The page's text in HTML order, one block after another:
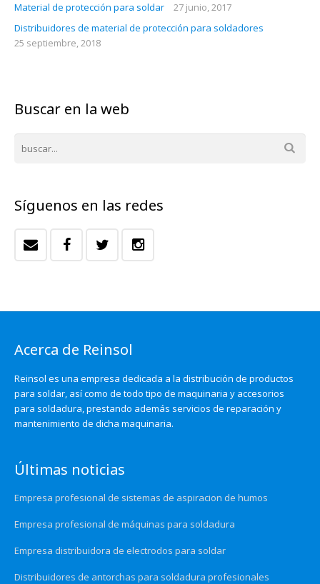
Material de protección para soldar
27 junio, 2017
Distribuidores de material de protección para soldadores
25 septiembre, 2018
Buscar en la web
Síguenos en las redes
Acerca de Reinsol
Reinsol es una empresa dedicada a la distribución de productos
para soldar, así como de todo tipo de maquinaria y accesorios
para soldadura, prestando además servicios de reparación y
mantenimiento de dicha maquinaria.
Últimas noticias
Empresa profesional de sistemas de aspiracion de humos
Empresa profesional de máquinas para soldadura
Empresa distribuidora de electrodos para soldar
Distribuidores de antorchas para soldadura profesionales